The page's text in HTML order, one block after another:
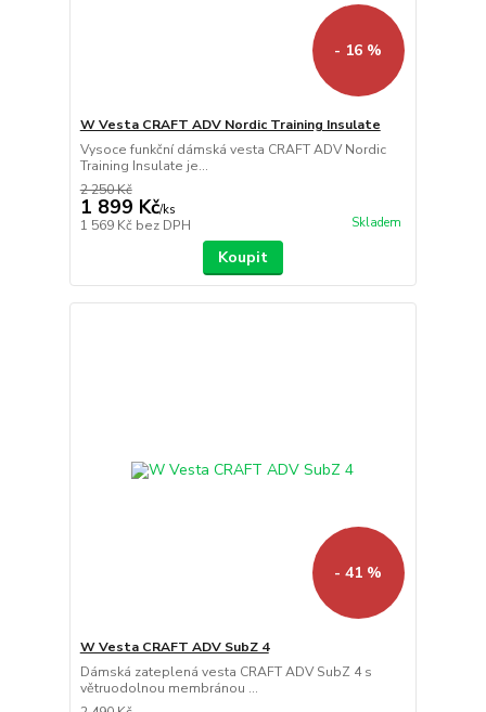
- 16 %
W Vesta CRAFT ADV Nordic Training Insulate
Vysoce funkční dámská vesta CRAFT ADV Nordic
Training Insulate je...
2 250 Kč
1 899 Kč/ks
1 569 Kč bez DPH Skladem
Koupit
- 41 %
W Vesta CRAFT ADV SubZ 4
Dámská zateplená vesta CRAFT ADV SubZ 4 s
větruodolnou membránou ...